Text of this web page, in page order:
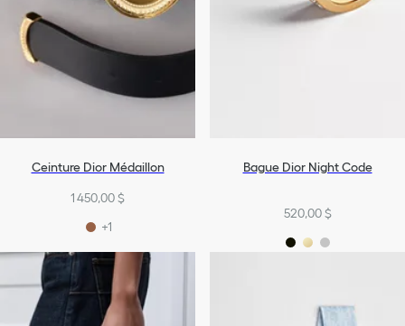
Ceinture Dior Médaillon
1 450,00 $
+1
Bague Dior Night Code
520,00 $